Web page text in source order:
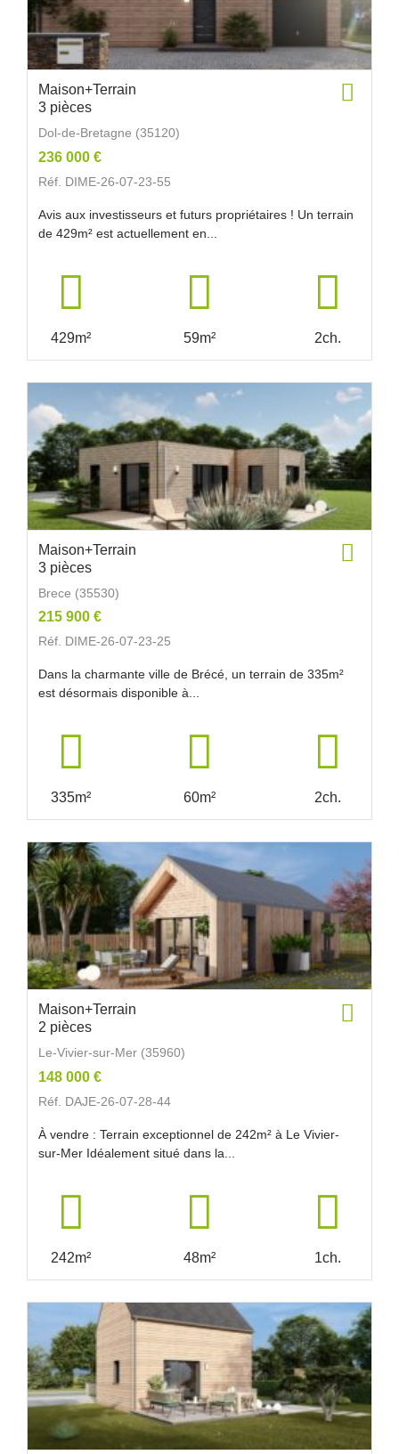
Maison+Terrain
3 pièces
Dol-de-Bretagne (35120)
236 000 €
Réf. DIME-26-07-23-55
Avis aux investisseurs et futurs propriétaires ! Un terrain
de 429m² est actuellement en...
429m² 59m² 2ch.
Maison+Terrain
3 pièces
Brece (35530)
215 900 €
Réf. DIME-26-07-23-25
Dans la charmante ville de Brécé, un terrain de 335m²
est désormais disponible à...
335m² 60m² 2ch.
Maison+Terrain
2 pièces
Le-Vivier-sur-Mer (35960)
148 000 €
Réf. DAJE-26-07-28-44
À vendre : Terrain exceptionnel de 242m² à Le Vivier-
sur-Mer Idéalement situé dans la...
242m² 48m² 1ch.